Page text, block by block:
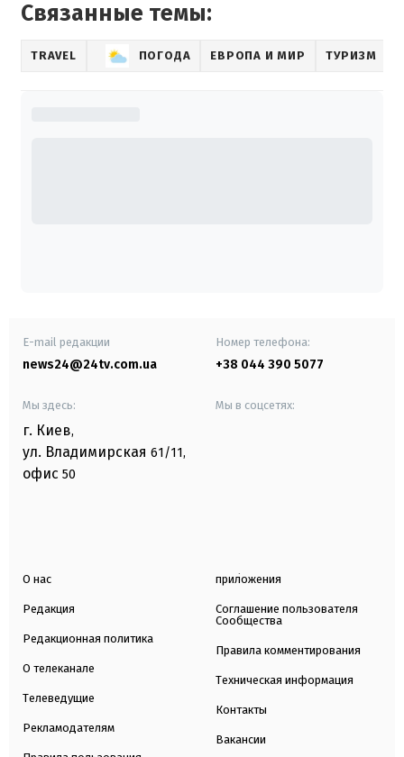
Связанные темы:
TRAVEL ПОГОДА ЕВРОПА И МИР ТУРИЗМ
E-mail редакции
news24@24tv.com.ua
Номер телефона:
+38 044 390 5077
Мы здесь:
г. Киев,
ул. Владимирская 61/11,
офис 50
Мы в соцсетях:
О нас
Редакция
Редакционная политика
О телеканале
Телеведущие
Рекламодателям
приложения
Соглашение пользователя
Сообщества
Правила комментирования
Техническая информация
Контакты
Вакансии